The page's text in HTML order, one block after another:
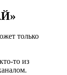
»
только
то из